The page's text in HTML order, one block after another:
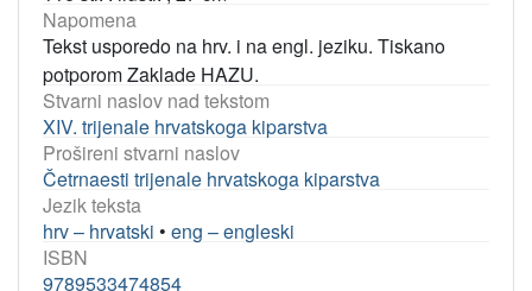
Napomena
Tekst usporedo na hrv. i na engl. jeziku. Tiskano
potporom Zaklade HAZU.
Stvarni naslov nad tekstom
XIV. trijenale hrvatskoga kiparstva
Prošireni stvarni naslov
Četrnaesti trijenale hrvatskoga kiparstva
Jezik teksta
hrv – hrvatski • eng – engleski
ISBN
9789533474854